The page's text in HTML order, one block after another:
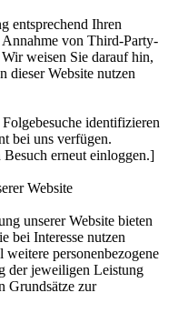
entsprechend Ihren
von Third-Party-
weisen Sie darauf hin,
dieser Website nutzen
identifizieren
bei uns verfügen.
erneut einloggen.]
Website
unserer Website bieten
bei Interesse nutzen
personenbezogene
der jeweiligen Leistung
Grundsätze zur